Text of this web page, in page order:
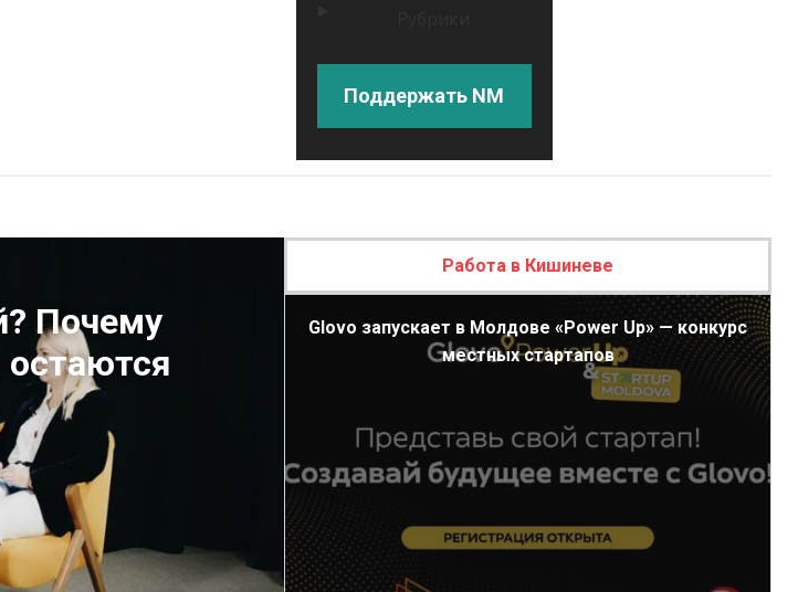
Поддержать NM
Почему
Работа в Кишиневе
Glovo запускает в Молдове «Power Up» — конкурс
местных стартапов